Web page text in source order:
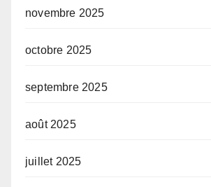
novembre 2025
octobre 2025
septembre 2025
août 2025
juillet 2025